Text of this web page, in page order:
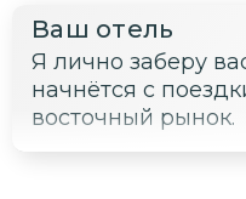
Ваш отель
Я лично заберу
начнётся с
восточный рынок.